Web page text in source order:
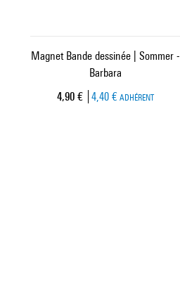
Magnet Bande dessinée | Sommer -
Barbara
Prix ​​actuel
4,90 € 4,40 € ADHÉRENT